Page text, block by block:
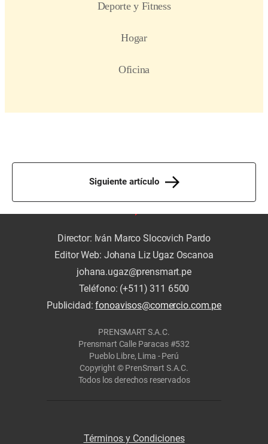
Siguiente artículo
Director: Iván Marco Slocovich Pardo
Editor Web: Johana Liz Ugaz Oscanoa
johana.ugaz@prensmart.pe
Teléfono: (+511) 311 6500
Publicidad:fonoavisos@comercio.com.pe
PRENSMART S.A.C.
Prensmart Calle Paracas #532
Pueblo Libre, Lima - Perú
Copyright © PrenSmart S.A.C.
Todos los derechos reservados
Términos y Condiciones